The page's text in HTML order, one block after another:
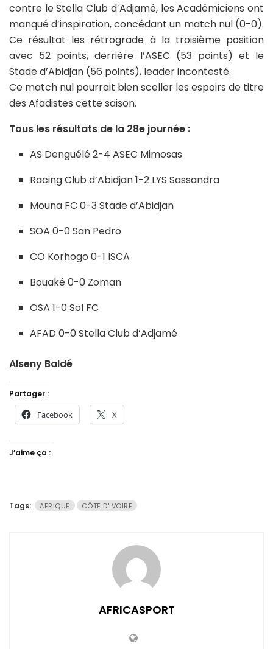
contre le Stella Club d’Adjamé, les Académiciens ont
manqué d’inspiration, concédant un match nul (0-0).
Ce résultat les rétrograde à la troisième position
avec 52 points, derrière l’ASEC (53 points) et le
Stade d’Abidjan (56 points), leader incontesté.
Ce match nul pourrait bien sceller les espoirs de titre
des Afadistes cette saison.
Tous les résultats de la 28e journée :
AS Denguélé 2-4 ASEC Mimosas
Racing Club d’Abidjan 1-2 LYS Sassandra
Mouna FC 0-3 Stade d’Abidjan
SOA 0-0 San Pedro
CO Korhogo 0-1 ISCA
Bouaké 0-0 Zoman
OSA 1-0 Sol FC
AFAD 0-0 Stella Club d’Adjamé
Alseny Baldé
Partager :
Facebook X
J’aime ça :
Tags: AFRIQUE CÔTE D'IVOIRE
AFRICASPORT